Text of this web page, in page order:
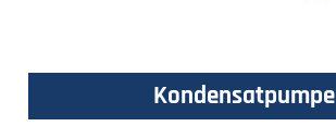
Kondensatpumpe